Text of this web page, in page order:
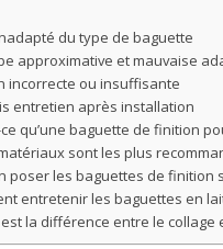
du type de baguette
approximative et mauvaise
incorrecte ou insuffisante
entretien après installation
ce qu’une baguette de finition
sont les plus
poser les baguettes de finition
entretenir les baguettes en
la différence entre le collage